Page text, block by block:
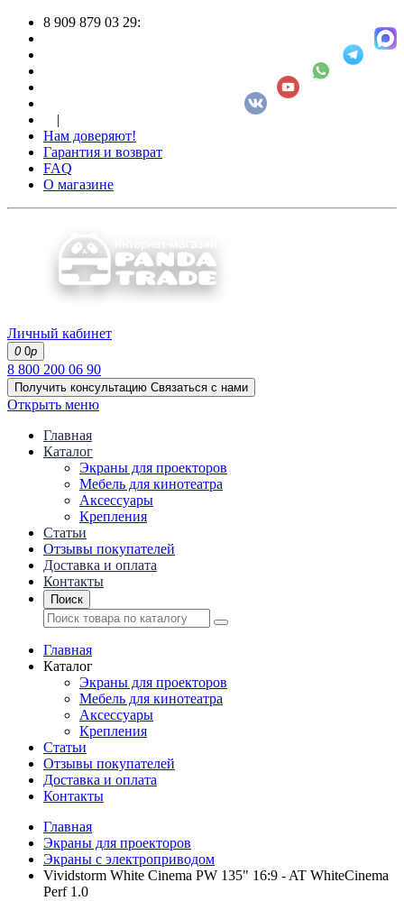
8 909 879 03 29:
|
Нам доверяют!
Гарантия и возврат
FAQ
О магазине
Личный кабинет
0 0р
8 800 200 06 90
Получить консультацию Связаться с нами
Открыть меню
Главная
Каталог
Экраны для проекторов
Mебель для кинотеатра
Аксессуары
Крепления
Статьи
Отзывы покупателей
Доставка и оплата
Контакты
Поиск
Главная
Каталог
Экраны для проекторов
Mебель для кинотеатра
Аксессуары
Крепления
Статьи
Отзывы покупателей
Доставка и оплата
Контакты
Главная
Экраны для проекторов
Экраны с электроприводом
Vividstorm White Cinema PW 135" 16:9 - AT WhiteCinema
Perf 1.0